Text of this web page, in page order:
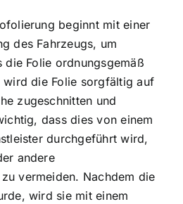
beginnt mit einer
des Fahrzeugs, um
die Folie ordnungsgemäß
wird die Folie sorgfältig auf
zugeschnitten und
dass dies von einem
durchgeführt wird,
andere
vermeiden. Nachdem die
wird sie mit einem